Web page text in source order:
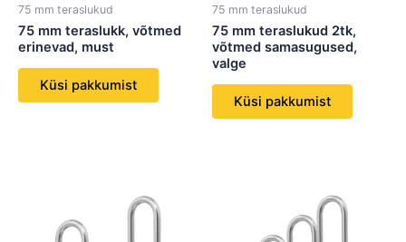
75 mm teraslukud
75 mm teraslukk, võtmed
erinevad, must
Küsi pakkumist
75 mm teraslukud
75 mm teraslukud 2tk,
võtmed samasugused,
valge
Küsi pakkumist